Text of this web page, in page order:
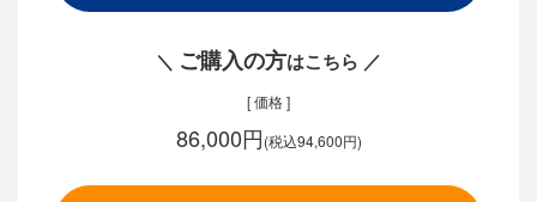
＼ ご購入の方はこちら ／
[ 価格 ]
86,000円(税込94,600円)